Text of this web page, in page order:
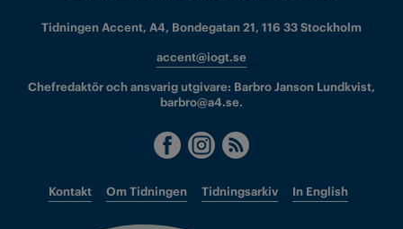
Tidningen Accent, A4, Bondegatan 21, 116 33 Stockholm
accent@iogt.se
Chefredaktör och ansvarig utgivare: Barbro Janson Lundkvist,
barbro@a4.se.
Kontakt Om Tidningen Tidningsarkiv In English